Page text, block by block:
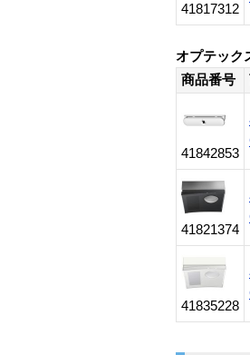
41817312
オプテック
商品番号
41842853
41821374
41835228